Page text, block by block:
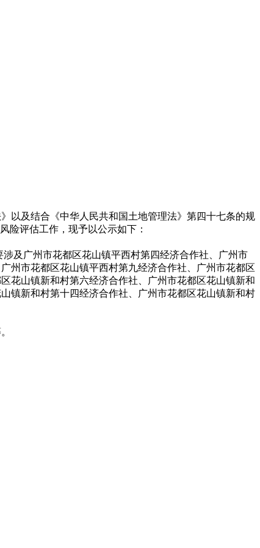
以及结合《中华人民共和国土地管理法》第四十七条的规
险评估工作，现予以公示如下：
及广州市花都区花山镇平西村第四经济合作社、广州市
州市花都区花山镇平西村第九经济合作社、广州市花都区
花山镇新和村第六经济合作社、广州市花都区花山镇新和
镇新和村第十四经济合作社、广州市花都区花山镇新和村